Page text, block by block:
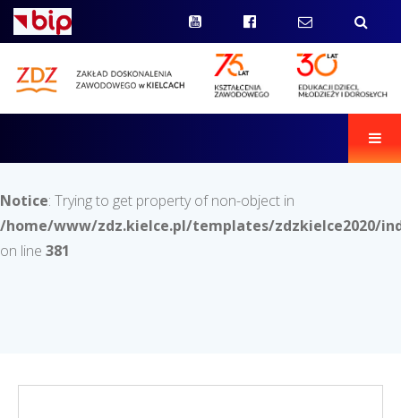
Notice: Trying to get property of non-object in
/home/www/zdz.kielce.pl/templates/zdzkielce2020/
on line 381